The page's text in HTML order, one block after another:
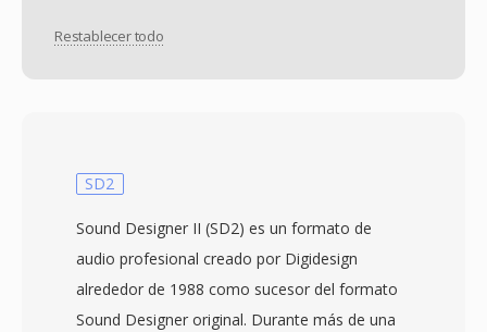
Restablecer todo
SD2
Sound Designer II (SD2) es un formato de
audio profesional creado por Digidesign
alrededor de 1988 como sucesor del formato
Sound Designer original. Durante más de una